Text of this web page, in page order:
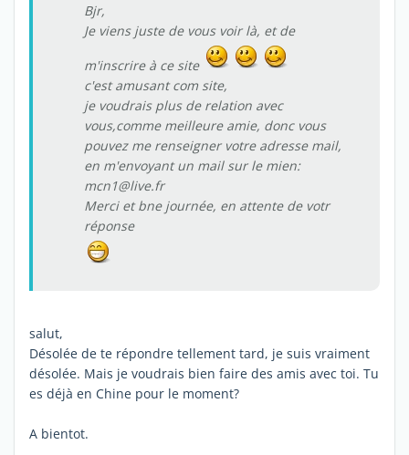
Bjr,
Je viens juste de vous voir là, et de
m'inscrire à ce site
c'est amusant com site,
je voudrais plus de relation avec
vous,comme meilleure amie, donc vous
pouvez me renseigner votre adresse mail,
en m'envoyant un mail sur le mien:
mcn1@live.fr
Merci et bne journée, en attente de votr
réponse
salut,
Désolée de te répondre tellement tard, je suis vraiment
désolée. Mais je voudrais bien faire des amis avec toi. Tu
es déjà en Chine pour le moment?
A bientot.